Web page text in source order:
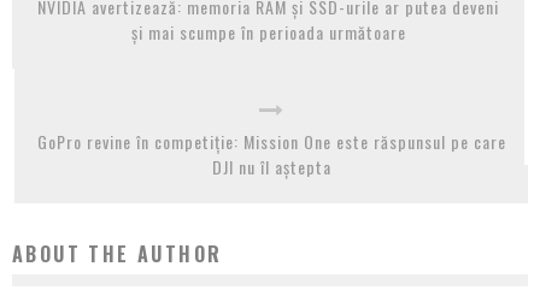
NVIDIA avertizează: memoria RAM și SSD-urile ar putea deveni
și mai scumpe în perioada următoare
GoPro revine în competiție: Mission One este răspunsul pe care
DJI nu îl aștepta
ABOUT THE AUTHOR